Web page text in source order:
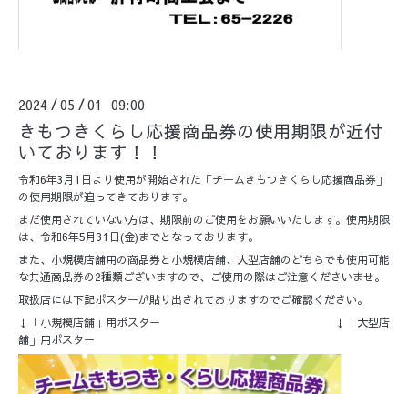
2024 /05 /01 09:00
きもつきくらし応援商品券の使用期限が近付
いております！！
令和6年3月1日より使用が開始された「チームきもつきくらし応援商品券」
の使用期限が迫ってきております。
まだ使用されていない方は、期限前のご使用をお願いいたします。使用期限
は、令和6年5月31日(金)までとなっております。
また、小規模店舗用の商品券と小規模店舗、大型店舗のどちらでも使用可能
な共通商品券の2種類ございますので、ご使用の際はご注意くださいませ。
取扱店には下記ポスターが貼り出されておりますのでご確認ください。
↓「小規模店舗」用ポスター ↓「大型店
舗」用ポスター